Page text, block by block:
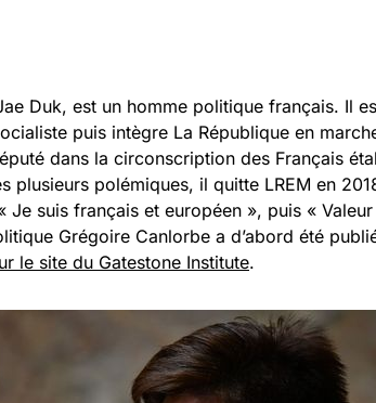
Duk, est un homme politique français. Il
puis intègre La République en
dans la circonscription des Français
plusieurs polémiques, il quitte LREM en
Je suis français et européen », puis «
Grégoire Canlorbe a d’abord été
le site du Gatestone Institute.